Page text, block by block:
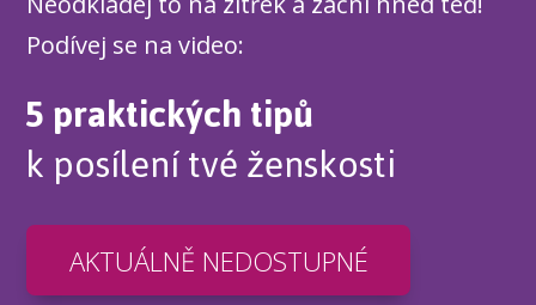
Podívej se na video:
5 praktických tipů
k posílení tvé ženskosti
AKTUÁLNĚ NEDOSTUPNÉ